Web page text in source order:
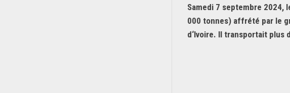
Samedi 7 septembre 2024,
000 tonnes) affrété par le
d‘Ivoire. Il transportait plus